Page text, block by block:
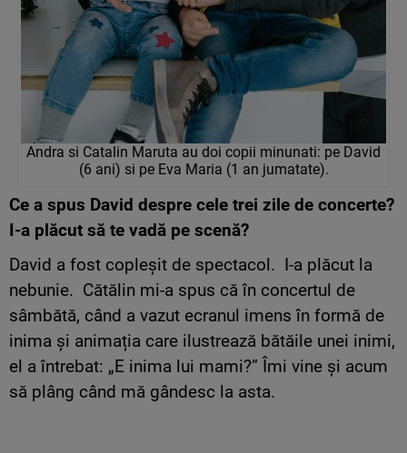
Andra si Catalin Maruta au doi copii minunati: pe David
(6 ani) si pe Eva Maria (1 an jumatate).
Ce a spus David despre cele trei zile de concerte?
I-a plăcut să te vadă pe scenă?
David a fost copleșit de spectacol. I-a plăcut la
nebunie. Cătălin mi-a spus că în concertul de
sâmbătă, când a vazut ecranul imens în formă de
inima și animația care ilustrează bătăile unei inimi,
el a întrebat: „E inima lui mami?” Îmi vine și acum
să plâng când mă gândesc la asta.